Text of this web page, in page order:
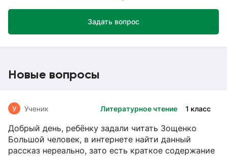
Задать вопрос
Новые вопросы
Литературное чтение 1 класс
У Ученик
Добрый день, ребёнку задали читать Зощенко
Большой человек, в интернете найти данный
рассказ нереально, зато есть краткое содержание